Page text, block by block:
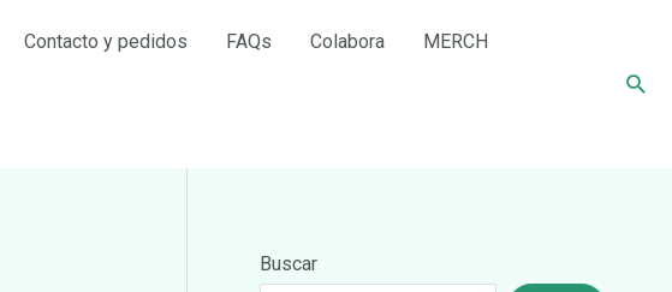
Contacto y pedidos FAQs Colabora MERCH
Buscar